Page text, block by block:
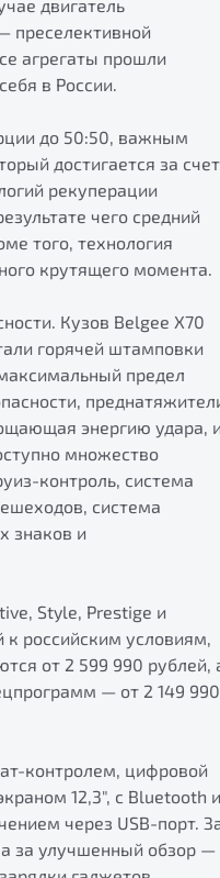
двигатель
преселективной
агрегаты прошли
в России.
до 50:50, важным
достигается за счет
рекуперации
чего средний
того, технология
крутящего момента.
Кузов Belgee Х70
горячей штамповки
предел
энергию удара,
множество
контроль, система
система
знаков и
Style, Prestige и
российским условиям,
от 2 599 990 рублей,
— от 2 149 990
контролем, цифровой
12,3", с Bluetooth и
через USB-порт.
за улучшенный обзор —